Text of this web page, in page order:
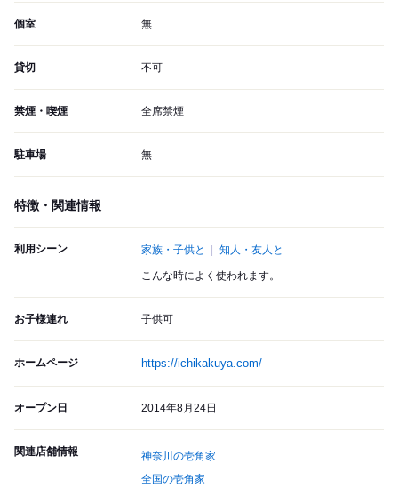
個室 無
貸切 不可
禁煙・喫煙 全席禁煙
駐車場 無
特徴・関連情報
利用シーン 家族・子供と 知人・友人と
こんな時によく使われます。
お子様連れ 子供可
ホームページ https://ichikakuya.com/
オープン日 2014年8月24日
関連店舗情報
神奈川の壱角家
全国の壱角家